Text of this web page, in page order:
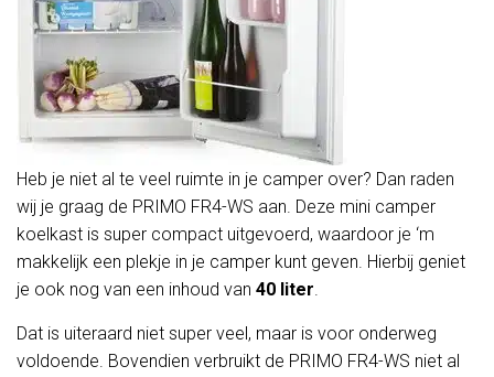
Heb je niet al te veel ruimte in je camper over? Dan raden
wij je graag de PRIMO FR4-WS aan. Deze mini camper
koelkast is super compact uitgevoerd, waardoor je ‘m
makkelijk een plekje in je camper kunt geven. Hierbij geniet
je ook nog van een inhoud van 40 liter.
Dat is uiteraard niet super veel, maar is voor onderweg
voldoende. Bovendien verbruikt de PRIMO FR4-WS niet al